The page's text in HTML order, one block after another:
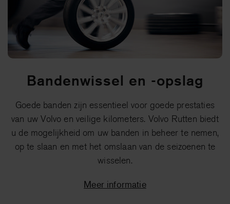
Bandenwissel en -opslag
Goede banden zijn essentieel voor goede prestaties
van uw Volvo en veilige kilometers. Volvo Rutten biedt
u de mogelijkheid om uw banden in beheer te nemen,
op te slaan en met het omslaan van de seizoenen te
wisselen.
Meer informatie